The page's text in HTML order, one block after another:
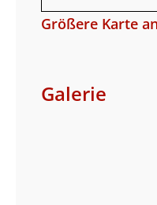
Größere Karte
Galerie